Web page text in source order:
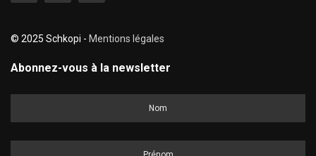
© 2025 Schkopi - Mentions légales
Abonnez-vous à la newsletter